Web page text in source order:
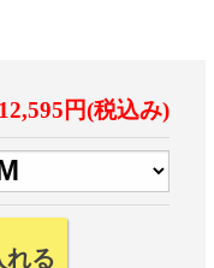
12,595円(税込み)